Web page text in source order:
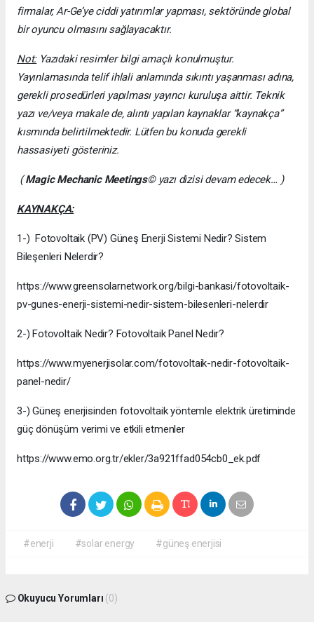
firmalar, Ar-Ge’ye ciddi yatırımlar yapması, sektöründe global
bir oyuncu olmasını sağlayacaktır.
Not:Yazıdaki resimler bilgi amaçlı konulmuştur.
Yayınlamasında telif ihlali anlamında sıkıntı yaşanması adına,
gerekli prosedürleri yapılması yayıncı kuruluşa aittir. Teknik
yazı ve/veya makale de, alıntı yapılan kaynaklar “kaynakça”
kısmında belirtilmektedir. Lütfen bu konuda gerekli
hassasiyeti gösteriniz.
(Magic Mechanic Meetings© yazı dizisi devam edecek… )
KAYNAKÇA:
1-) Fotovoltaik (PV) Güneş Enerji Sistemi Nedir? Sistem
Bileşenleri Nelerdir?
https://www.greensolarnetwork.org/bilgi-bankasi/fotovoltaik-
pv-gunes-enerji-sistemi-nedir-sistem-bilesenleri-nelerdir
2-) Fotovoltaik Nedir? Fotovoltaik Panel Nedir?
https://www.myenerjisolar.com/fotovoltaik-nedir-fotovoltaik-
panel-nedir/
3-) Güneş enerjisinden fotovoltaik yöntemle elektrik üretiminde
güç dönüşüm verimi ve etkili etmenler
https://www.emo.org.tr/ekler/3a921ffad054cb0_ek.pdf
#enerji #solar energy #güneş enerjisi
Okuyucu Yorumları (0)